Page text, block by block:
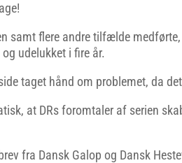
samt flere andre tilfælde
udelukket i fire år.
taget hånd om problemet, da
at DRs foromtaler af serien
fra Dansk Galop og Dansk